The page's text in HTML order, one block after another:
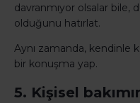
davranmıyor olsalar
olduğunu hatırlat.
Aynı zamanda, kendinle
bir konuşma yap.
5. Kişisel